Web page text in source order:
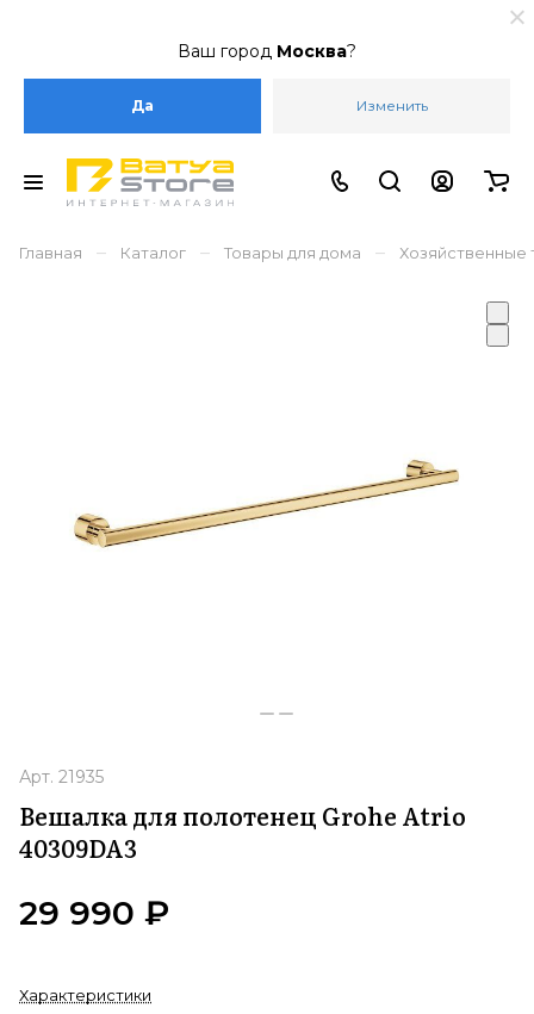
Ваш город Москва?
Да Изменить
Главная – Каталог – Товары для дома – Хозяйственные
Арт. 21935
Вешалка для полотенец Grohe Atrio
40309DA3
29 990 ₽
Характеристики